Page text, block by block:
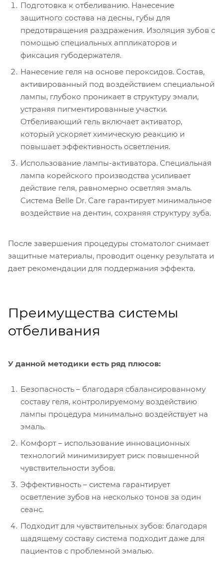
Подготовка к отбеливанию. Нанесение
защитного состава на десны, губы для
предотвращения раздражения. Изоляция зубов с
помощью специальных аппликаторов и
фиксация губодержателя.
Нанесение геля на основе пероксидов. Состав,
активированный под воздействием специальной
лампы, глубоко проникает в структуру эмали,
устраняя пигментированные участки.
Отбеливающий гель включает активатор,
который ускоряет химическую реакцию и
повышает эффективность осветления.
Использование лампы-активатора. Специальная
лампа корейского производства усиливает
действие геля, равномерно осветляя эмаль.
Система Belle Dr. Care гарантирует минимальное
воздействие на дентин, сохраняя структуру зуба.
После завершения процедуры стоматолог снимает
защитные материалы, проводит оценку результата и
дает рекомендации для поддержания эффекта.
Преимущества системы
отбеливания
У данной методики есть ряд плюсов:
Безопасность – благодаря сбалансированному
составу геля, контролируемому воздействию
лампы процедура минимально воздействует на
эмаль.
Комфорт – использование инновационных
технологий минимизирует риск повышенной
чувствительности зубов.
Эффективность – система гарантирует
осветление зубов на несколько тонов за один
сеанс.
Подходит для чувствительных зубов: благодаря
щадящему составу система подходит даже для
пациентов с проблемной эмалью.